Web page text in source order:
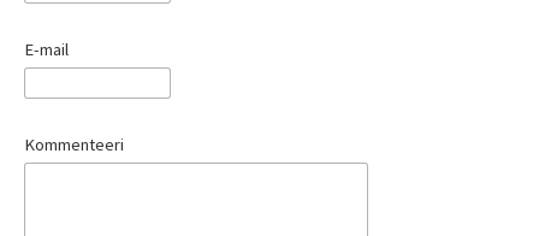
E-mail
Kommenteeri